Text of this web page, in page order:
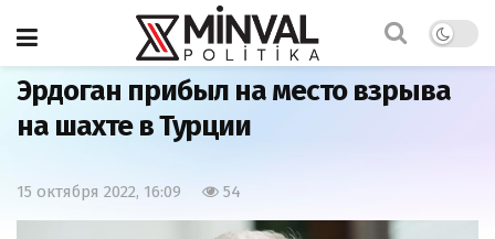
Главная
Эрдоган прибыл на место взрыва
на шахте в Турции
15 октября 2022, 16:09 54